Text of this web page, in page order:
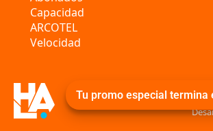
Tu promo especial termina
Capacidad
ARCOTEL
Velocidad